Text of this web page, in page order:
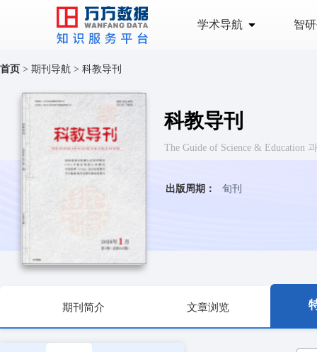
学术导航 智
首页 > 期刊导航 > 科教导刊
科教导刊
The Guide of Science & Education
出版周期： 旬刊
期刊简介 文章浏览